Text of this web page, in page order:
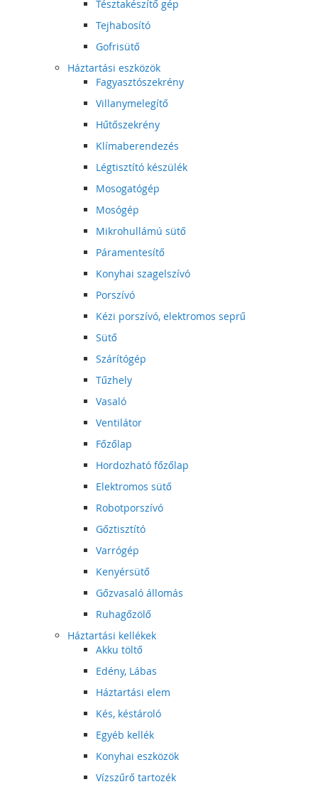
Tésztakészítő gép
Tejhabosító
Gofrisütő
Háztartási eszközök
Fagyasztószekrény
Villanymelegítő
Hűtőszekrény
Klímaberendezés
Légtisztító készülék
Mosogatógép
Mosógép
Mikrohullámú sütő
Páramentesítő
Konyhai szagelszívó
Porszívó
Kézi porszívó, elektromos seprű
Sütő
Szárítógép
Tűzhely
Vasaló
Ventilátor
Főzőlap
Hordozható főzőlap
Elektromos sütő
Robotporszívó
Gőztisztító
Varrógép
Kenyérsütő
Gőzvasaló állomás
Ruhagőzölő
Háztartási kellékek
Akku töltő
Edény, Lábas
Háztartási elem
Kés, késtároló
Egyéb kellék
Konyhai eszközök
Vízszűrő tartozék